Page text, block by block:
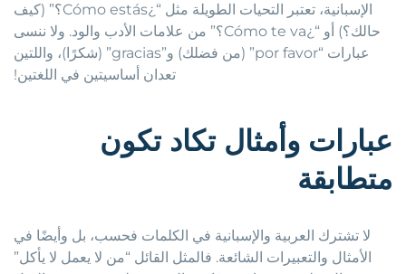
الإسبانية، تعتبر التحيات الطويلة مثل “¿Cómo estás؟” (كيف
حالك؟) أو “¿Cómo te va؟” من علامات الأدب والود. ولا ننسى
عبارات “por favor” (من فضلك) و”gracias” (شكرًا)، واللتين
تعدان أساسيتين في اللغتين!
عبارات وأمثال تكاد تكون
متطابقة
لا تشترك العربية والإسبانية في الكلمات فحسب، بل وأيضًا في
الأمثال والتعبيرات الشائعة. فالمثل القائل “من لا يعمل لا يأكل”